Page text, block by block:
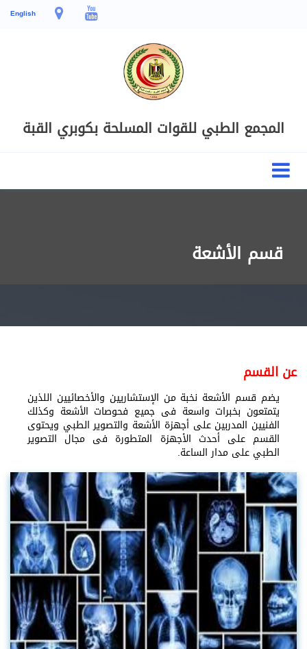
English
المجمع الطبي للقوات المسلحة بكوبري القبة
قسم الأشعة
عن القسم
يضم قسم الأشعة نخبة من الإستشاريين والأخصائيين اللذين
يتمتعون بخبرات واسعة فى جميع فحوصات الأشعة وكذلك
الفنيين المدربين على أجهزة الأشعة والتصوير الطبي ويحتوى
القسم على أحدث الأجهزة المتطورة فى مجال التصوير
الطبي على مدار الساعة.